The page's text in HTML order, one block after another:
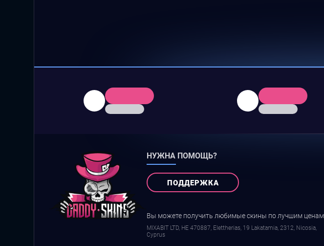
НУЖНА ПОМОЩЬ?
ПОДДЕРЖКА
Вы можете получить любимые скины по лучшим ценам.
MIXABIT LTD, ΗΕ 470887, Elettherias, 19 Lakatamia, 2312, Nicosia,
Cyprus